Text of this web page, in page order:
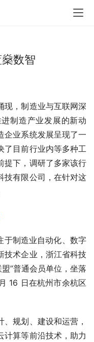
数智
现，制造业与互联网深
制造产业发展的新动
企业系统发展呈现了一
了目前行业内等多种工
提下，调研了多家该行
技有限公司，在针对这
于制造业自动化、数字
技术企业，浙江省科技
”普通会员单位，坐落
16 日在杭州市余杭区
规划、建设和运营，
计算等前沿技术，助力